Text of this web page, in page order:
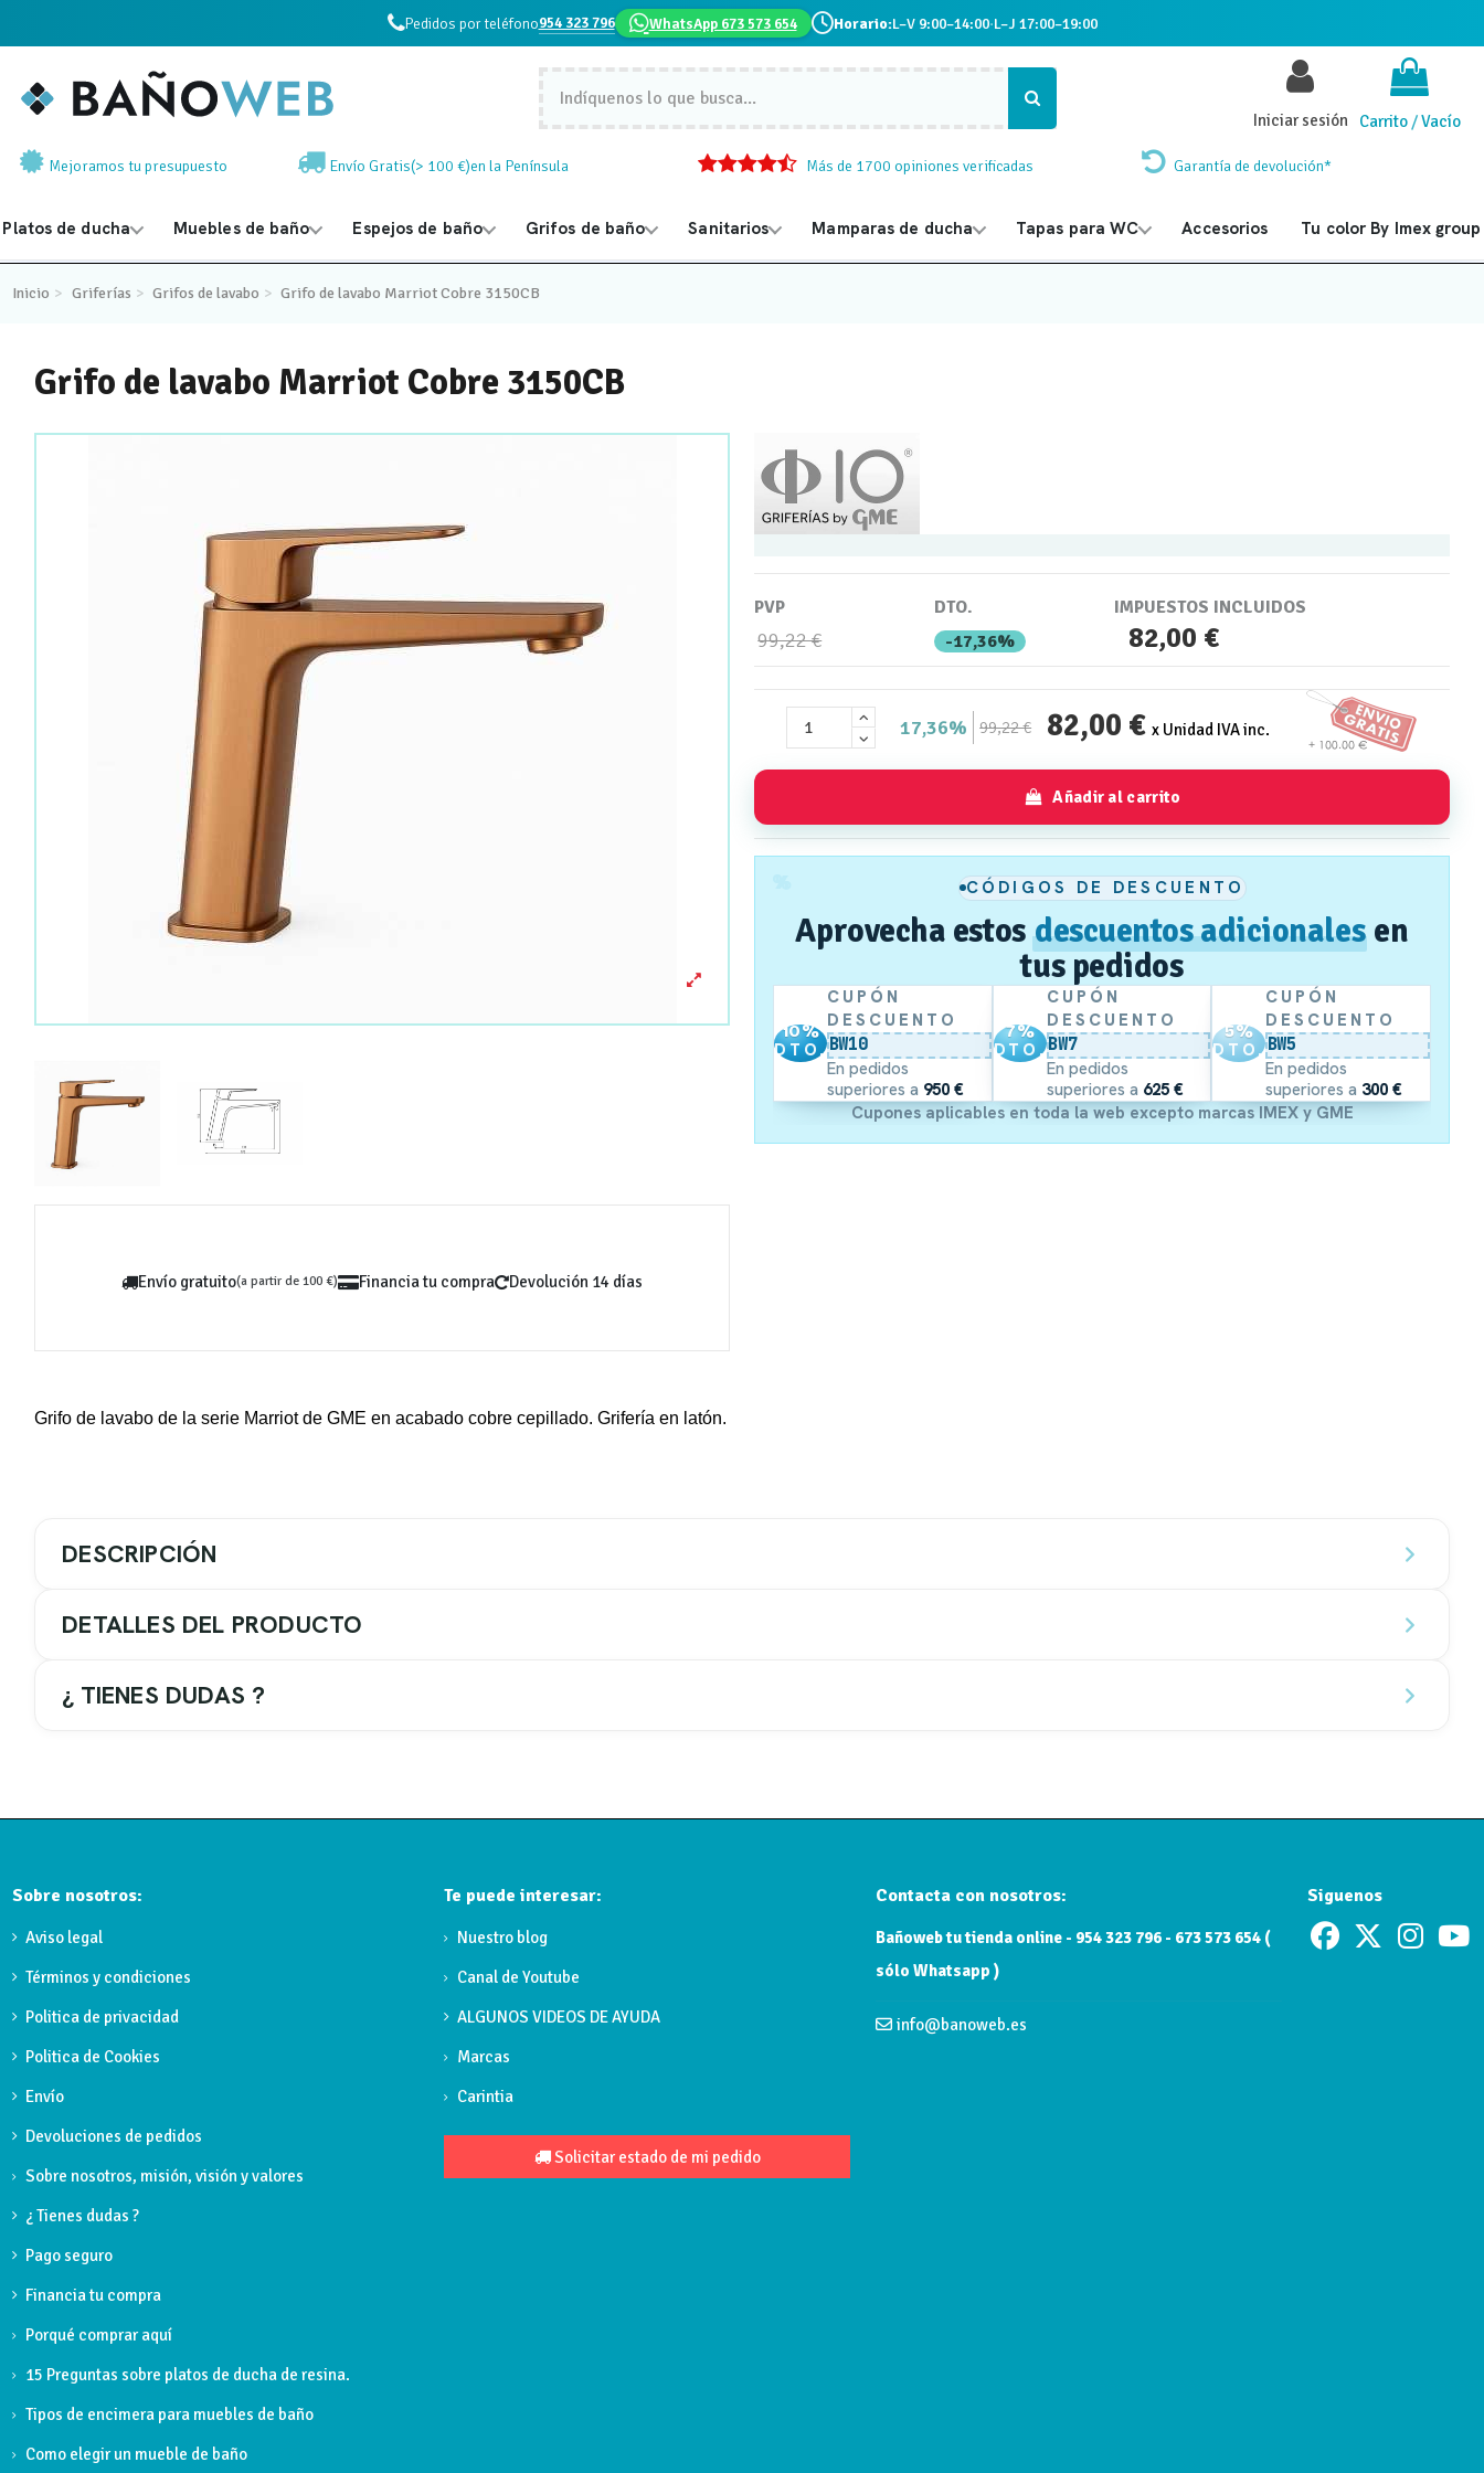
Pedidos por teléfono954 323 796 WhatsApp 673 573 654 Horario:L–V 9:00–14:00·L–J 17:00–19:00
Carrito /Vacío
Iniciar sesión
Mejoramos tu presupuesto Envío Gratis(> 100 €)en la Península Más de 1700 opiniones verificadas Garantía de devolución*
Platos de ducha Muebles de baño Espejos de baño Grifos de baño Sanitarios Mamparas de ducha Tapas para WC Accesorios Tu color By Imex group
Inicio Griferías Grifos de lavabo Grifo de lavabo Marriot Cobre 3150CB
Grifo de lavabo Marriot Cobre 3150CB
Envío gratuito(a partir de 100 €) Financia tu compra Devolución 14 días
Grifo de lavabo de la serie Marriot de GME en acabado cobre cepillado. Grifería en latón.
PVP
99,22 €
DTO.
-17,36%
IMPUESTOS INCLUIDOS
82,00 €
17,36% 99,22 € 82,00 €x Unidad IVA inc.
Añadir al carrito
CÓDIGOS DE DESCUENTO
Aprovecha estosdescuentos adicionalesen
tus pedidos
10%
DTO.
CUPÓN
DESCUENTO
BW10
En pedidos
superiores a 950 €
7%
DTO.
CUPÓN
DESCUENTO
BW7
En pedidos
superiores a 625 €
5%
DTO.
CUPÓN
DESCUENTO
BW5
En pedidos
superiores a 300 €
Cupones aplicables en toda la web excepto marcas IMEX y GME
DESCRIPCIÓN
DETALLES DEL PRODUCTO
¿ TIENES DUDAS ?
Tipo de producto:
Serie:
Tecnología y control:
Cartucho cerámico 25 mm con sistema cold-start. Limitador de caudal ecológico 5 L/min. Aireador Neoperl.
Características:
Latiguillos 3/8” con certificación CE.
Sobre nosotros:
Aviso legal
Términos y condiciones
Politica de privacidad
Politica de Cookies
Envío
Devoluciones de pedidos
Sobre nosotros, misión, visión y valores
¿ Tienes dudas ?
Pago seguro
Financia tu compra
Porqué comprar aquí
15 Preguntas sobre platos de ducha de resina.
Tipos de encimera para muebles de baño
Como elegir un mueble de baño
Te puede interesar:
Nuestro blog
Canal de Youtube
ALGUNOS VIDEOS DE AYUDA
Marcas
Carintia
Solicitar estado de mi pedido
Contacta con nosotros:
Bañoweb tu tienda online - 954 323 796 - 673 573 654 (
sólo Whatsapp )
info@banoweb.es
Siguenos